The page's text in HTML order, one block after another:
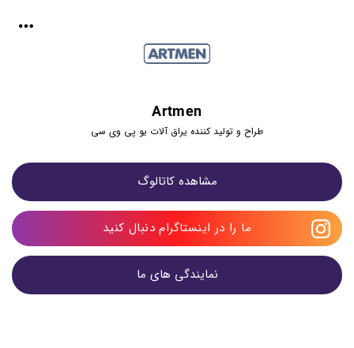
Artmen
طراح و تولید کننده یراق آلات یو پی وی سی
مشاهده کاتالوگ
ما را در اینستاگرام دنبال کنید
نمایندگی های ما